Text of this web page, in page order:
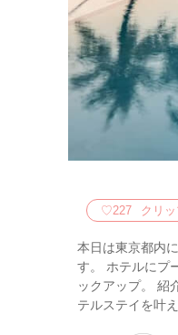
♡227 クリ
本日は東京都内
す。 ホテルにプ
ックアップ。 紹
テルステイを叶